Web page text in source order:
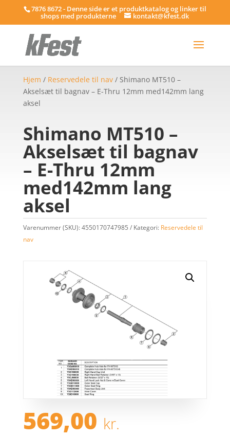
7876 8672 - Denne side er et produktkatalog og linker til
shops med produkterne kontakt@kfest.dk
Hjem / Reservedele til nav/ Shimano MT510 –
Akselsæt til bagnav – E-Thru 12mm med142mm lang
aksel
Shimano MT510 –
Akselsæt til bagnav
– E-Thru 12mm
med142mm lang
aksel
Varenummer (SKU):4550170747985 Kategori: Reservedele til
nav
569,00 kr.